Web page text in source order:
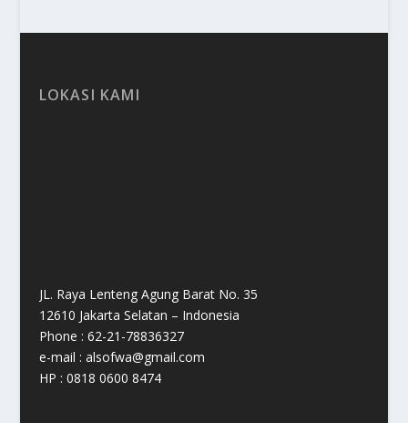
LOKASI KAMI
JL. Raya Lenteng Agung Barat No. 35
12610 Jakarta Selatan – Indonesia
Phone : 62-21-78836327
e-mail : alsofwa@gmail.com
HP : 0818 0600 8474